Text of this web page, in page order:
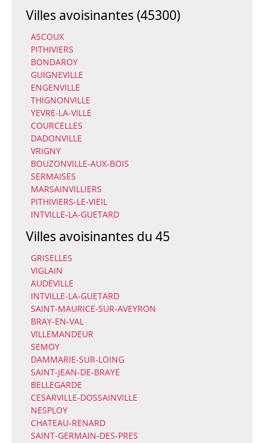
Villes avoisinantes (45300)
ASCOUX
PITHIVIERS
BONDAROY
GUIGNEVILLE
ENGENVILLE
THIGNONVILLE
YEVRE-LA-VILLE
COURCELLES
DADONVILLE
VRIGNY
BOUZONVILLE-AUX-BOIS
SERMAISES
MARSAINVILLIERS
PITHIVIERS-LE-VIEIL
INTVILLE-LA-GUETARD
Villes avoisinantes du 45
GRISELLES
VIGLAIN
AUDEVILLE
INTVILLE-LA-GUETARD
SAINT-MAURICE-SUR-AVEYRON
BRAY-EN-VAL
VILLEMANDEUR
SEMOY
DAMMARIE-SUR-LOING
SAINT-JEAN-DE-BRAYE
BELLEGARDE
CESARVILLE-DOSSAINVILLE
NESPLOY
CHATEAU-RENARD
SAINT-GERMAIN-DES-PRES